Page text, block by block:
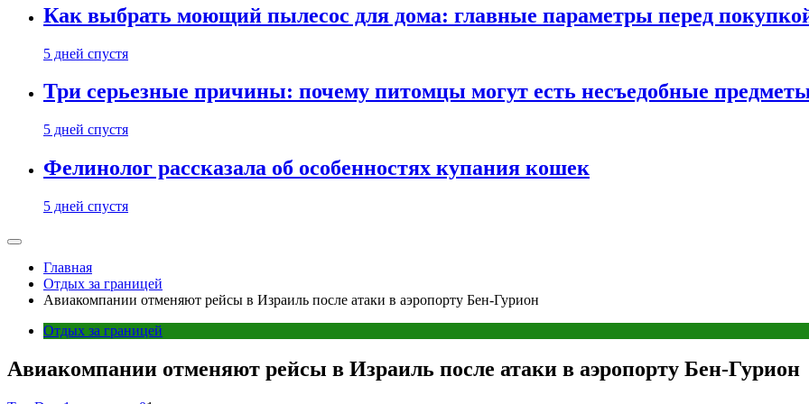
Как выбрать моющий пылесос для дома: главные параметры перед
5 дней спустя
Три серьезные причины: почему питомцы могут есть несъедобные
5 дней спустя
Фелинолог рассказала об особенностях купания кошек
5 дней спустя
Главная
Отдых за границей
Авиакомпании отменяют рейсы в Израиль после атаки в аэропорту Бен-Гурион
Отдых за границей
Авиакомпании отменяют рейсы в Израиль после атаки в аэропорту Бен-Гурион